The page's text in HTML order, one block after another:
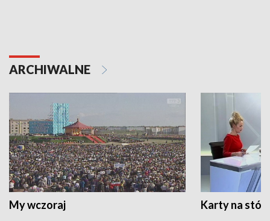
ARCHIWALNE
My wczoraj Karty na